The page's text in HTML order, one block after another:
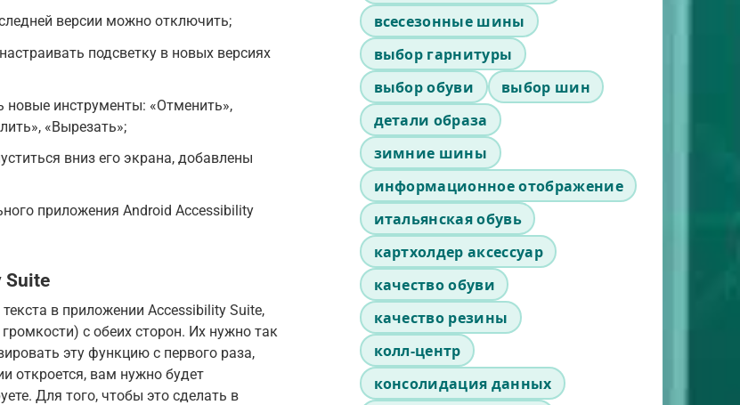
версии можно отключить;
подсветку в новых версиях
новые инструменты: «Отменить»,
«Вырезать»;
вниз его экрана, добавлены
приложения Android Accessibility
Suite
в приложении Accessibility Suite,
с обеих сторон. Их нужно так
эту функцию с первого раза,
откроется, вам нужно будет
Для того, чтобы это сделать в
всесезонные шины
выбор гарнитуры
выбор обуви
выбор шин
детали образа
зимние шины
информационное отображение
итальянская обувь
картхолдер аксессуар
качество обуви
качество резины
колл-центр
консолидация данных